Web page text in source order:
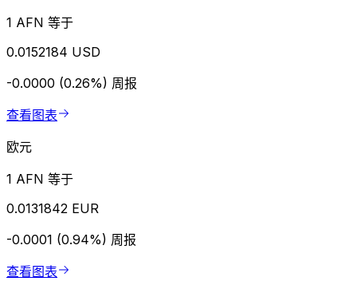
1 AFN 等于
0.0152184 USD
-0.0000 (0.26%) 周报
查看图表
欧元
1 AFN 等于
0.0131842 EUR
-0.0001 (0.94%) 周报
查看图表